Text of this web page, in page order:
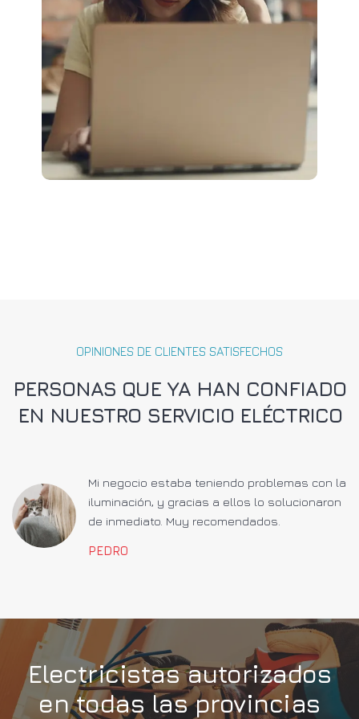
OPINIONES DE CLIENTES SATISFECHOS
PERSONAS QUE YA HAN CONFIADO
EN NUESTRO SERVICIO ELÉCTRICO
Mi negocio estaba teniendo problemas con la
iluminación, y gracias a ellos lo solucionaron
de inmediato. Muy recomendados.
PEDRO
Electricistas autorizados
en todas las provincias